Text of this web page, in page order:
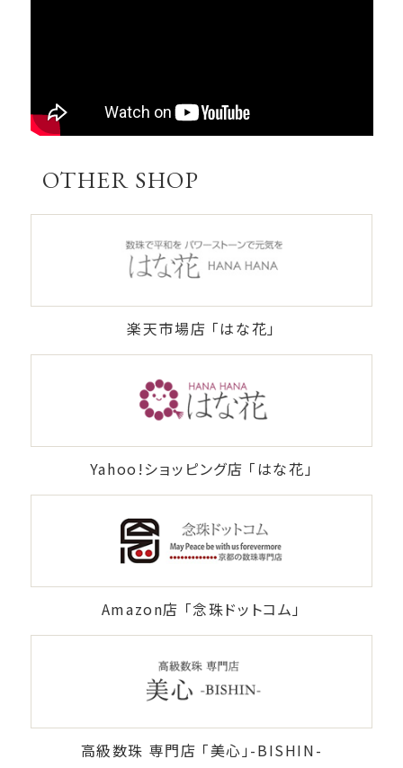
OTHER SHOP
楽天市場店 「はな花」
Yahoo!ショッピング店 「はな花」
Amazon店 「念珠ドットコム」
高級数珠 専門店 「美心」-BISHIN-